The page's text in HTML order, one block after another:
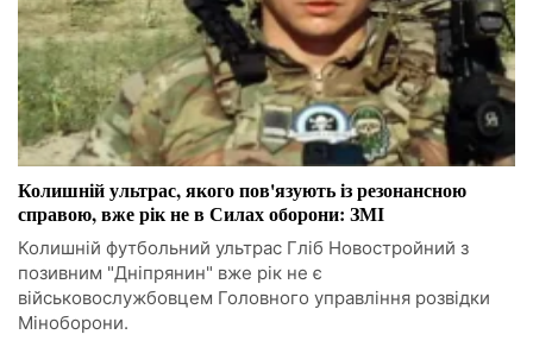
Колишній ультрас, якого пов'язують із резонансною
справою, вже рік не в Силах оборони: ЗМІ
Колишній футбольний ультрас Гліб Новостройний з
позивним "Дніпрянин" вже рік не є
військовослужбовцем Головного управління розвідки
Міноборони.